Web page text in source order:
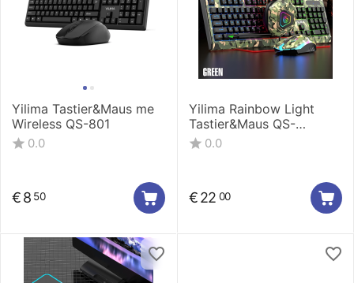
Yilima Tastier&Maus me
Wireless QS-801
0.0
€8 50
Yilima Rainbow Light
Tastier&Maus QS-
3005/G605MK
0.0
€22 00